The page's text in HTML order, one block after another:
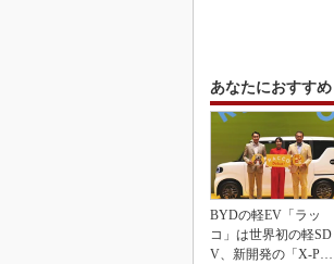
あなたにおすすめ
BYDの軽EV「ラッ
コ」は世界初の軽SD
V、新開発の「X-PAC